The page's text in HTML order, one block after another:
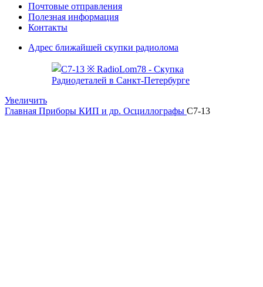
Почтовые отправления
Полезная информация
Контакты
Адрес ближайшей скупки радиолома
Увеличить
Главная Приборы КИП и др. Осциллографы С7-13